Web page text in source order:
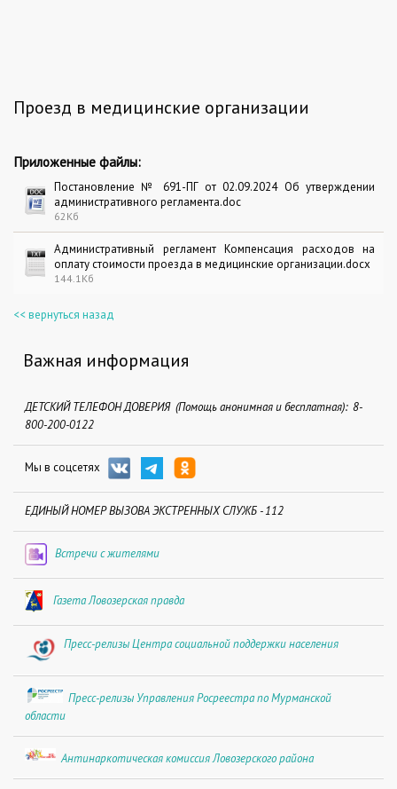
Проезд в медицинские организации
Приложенные файлы:
Постановление № 691-ПГ от 02.09.2024 Об утверждении
административного регламента.doc
62Кб
Административный регламент Компенсация расходов на
оплату стоимости проезда в медицинские организации.docx
144.1Кб
<< вернуться назад
Важная информация
ДЕТСКИЙ ТЕЛЕФОН ДОВЕРИЯ (Помощь анонимная и бесплатная): 8-
800-200-0122
Мы в соцсетях
ЕДИНЫЙ НОМЕР ВЫЗОВА ЭКСТРЕННЫХ СЛУЖБ - 112
Встречи с жителями
Газета Ловозерская правда
Пресс-релизы Центра социальной поддержки населения
Пресс-релизы Управления Росреестра по Мурманской
области
Антинаркотическая комиссия Ловозерского района